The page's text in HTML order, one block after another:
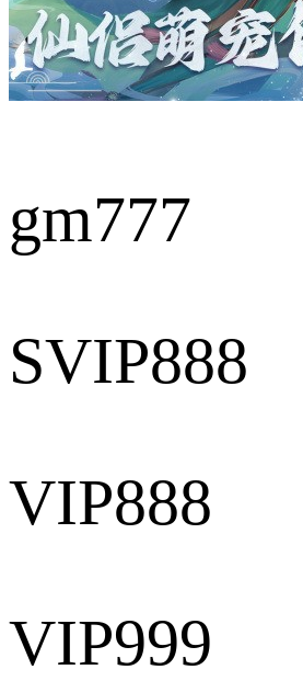
gm777
SVIP888
VIP888
VIP999